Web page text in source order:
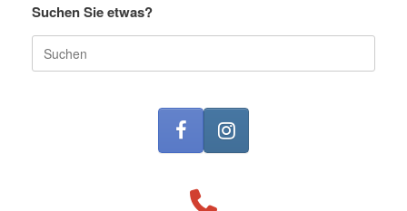
Suchen Sie etwas?
Suche
nach: